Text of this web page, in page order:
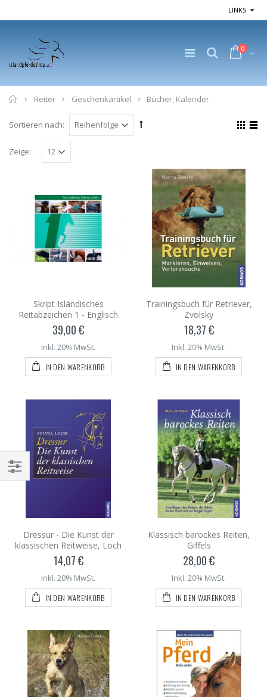
LINKS
0
Home
Reiter Geschenkartikel Bücher, Kalender
Sortieren nach:
Zeige:
Skript Isländisches
Reitabzeichen 1 - Englisch
39,00 €
Inkl. 20% MwSt.
IN DEN WARENKORB
Trainingsbuch für Retriever,
Zvolsky
18,37 €
Inkl. 20% MwSt.
IN DEN WARENKORB
Dressur - Die Kunst der
klassischen Reitweise, Loch
14,07 €
Inkl. 20% MwSt.
IN DEN WARENKORB
Klassisch barockes Reiten,
Giffels
28,00 €
Inkl. 20% MwSt.
IN DEN WARENKORB